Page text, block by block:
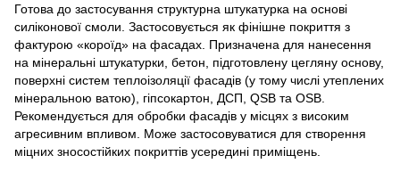
Готова до застосування структурна штукатурка на основі
силіконової смоли. Застосовується як фінішне покриття з
фактурою «короїд» на фасадах. Призначена для нанесення
на мінеральні штукатурки, бетон, підготовлену цегляну основу,
поверхні систем теплоізоляції фасадів (у тому числі утеплених
мінеральною ватою), гіпсокартон, ДСП, QSB та OSB.
Рекомендується для обробки фасадів у місцях з високим
агресивним впливом. Може застосовуватися для створення
міцних зносостійких покриттів усередині приміщень.